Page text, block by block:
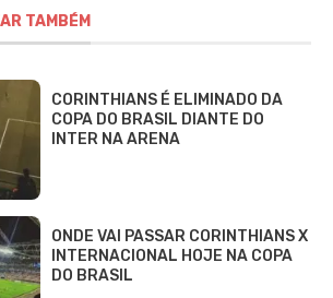
TAMBÉM
CORINTHIANS É ELIMINADO DA
COPA DO BRASIL DIANTE DO
INTER NA ARENA
ONDE VAI PASSAR CORINTHIANS X
INTERNACIONAL HOJE NA COPA
DO BRASIL